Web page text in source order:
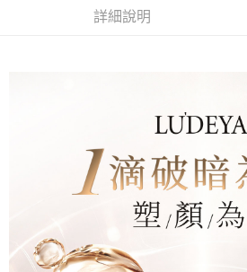
２．關於個人資料處理事宜，請瀏覽以下網址：
https://aftee.tw/terms/#terms3
５．嚴禁一人註冊多個帳號或使用他人資訊註
恩沛科技股份有限公司將有權停止該用戶之使
每筆NT$100，滿NT$600(含以上)免運費
每筆NT$150，滿NT$1,500(含以上)免運費
海外配送(澳門)
海外配送(澳洲)
詳細說明